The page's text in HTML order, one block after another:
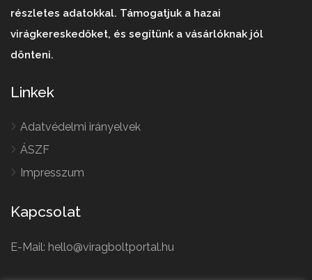
részletes adatokkal. Támogatjuk a hazai
virágkereskedőket, és segítünk a vásárlóknak jól
dönteni.
Linkek
Adatvédelmi irányelvek
ÁSZF
Impresszum
Kapcsolat
E-Mail: hello@viragboltportal.hu